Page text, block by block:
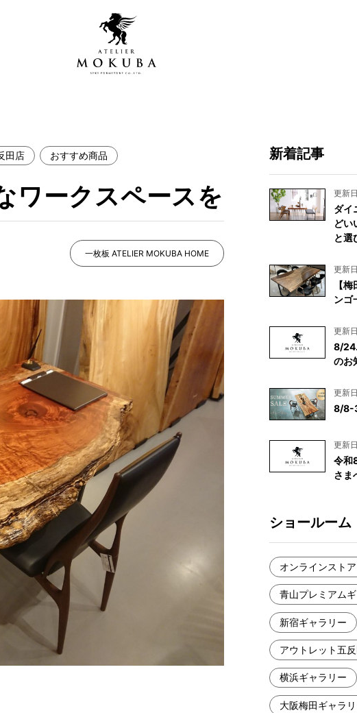
アムギャラリー
ラリー
ラリー
ャラリー
ト神戸店
リー【本店】
リー
インストア
ログ
新入荷情報
納品事例
納品事例（住宅・インテリア）
納品事例（店舗・オフィス）
お客様の声
コーディネート集
INFORMATION
NEWS
EVENT
BLOG
メディア美術協力実績
田店 おすすめ商品
ワークスペースを
一枚板 ATELIER MOKUBA HOME
新着記事
更新
ダイ
ど
と選
更新
【
ンゴ
更新
8/
のお
更新
8/8-
更新
令和
さま
ショールーム
オンラインスト
青山プレミアム
新宿ギャラリー
アウトレット五
横浜ギャラリー
大阪梅田ギャラ